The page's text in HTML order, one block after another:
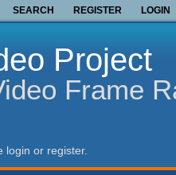
SEARCH REGISTER LOGIN
Project
Frame
login or register.